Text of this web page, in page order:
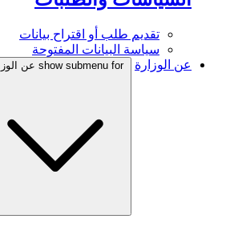
تقديم طلب أو اقتراح بيانات
سياسة البيانات المفتوحة
عن الوزارة
show submenu for عن الوزارة